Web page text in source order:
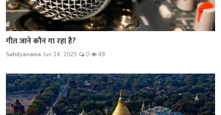
गीत जाने कौन गा रहा है?
Sahityanama Jun 14, 2025 0 49